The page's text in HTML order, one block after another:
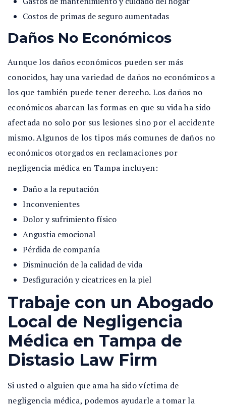
Costos de primas de seguro aumentadas
Daños No Económicos
Aunque los daños económicos pueden ser más
conocidos, hay una variedad de daños no económicos a
los que también puede tener derecho. Los daños no
económicos abarcan las formas en que su vida ha sido
afectada no solo por sus lesiones sino por el accidente
mismo. Algunos de los tipos más comunes de daños no
económicos otorgados en reclamaciones por
negligencia médica en Tampa incluyen:
Daño a la reputación
Inconvenientes
Dolor y sufrimiento físico
Angustia emocional
Pérdida de compañía
Disminución de la calidad de vida
Desfiguración y cicatrices en la piel
Trabaje con un Abogado
Local de Negligencia
Médica en Tampa de
Distasio Law Firm
Si usted o alguien que ama ha sido víctima de
negligencia médica, podemos ayudarle a tomar la